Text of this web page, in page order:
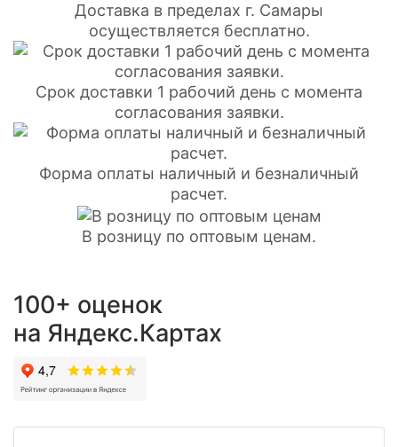
Доставка в пределах г. Самары
осуществляется бесплатно.
Срок доставки 1 рабочий день с момента
согласования заявки.
Форма оплаты наличный и безналичный
расчет.
В розницу по оптовым ценам.
100+ оценок
на Яндекс.Картах